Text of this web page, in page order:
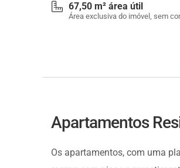
67,50 m² área útil
Área exclusiva do imóvel, sem
Apartamentos
Os apartamentos, com uma